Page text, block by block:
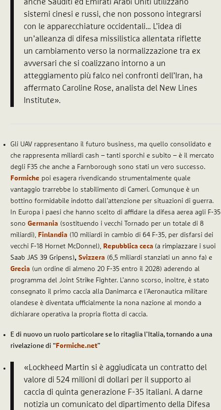
anche Sauditi ed Emirati Arabi Uniti utilizzano
sistemi cinesi e russi, che non possono integrarsi
con le apparecchiature occidentali… L’idea di
un’alleanza di difesa missilistica allentata riflette
un cambiamento verso la normalizzazione tra ex
avversari che si coalizzano intorno a un
atteggiamento più falco nei confronti dell’Iran, ha
affermato Caroline Rose, analista del New Lines
Institute».
Gli UAV rappresentano il futuro business, ma quello consolidato e
che rappresenta miliardi cash – tanti sporchi e subito – è il mercato
degli F35 che anche a Farnborough sono stati un vero successo.
Formiche poi esagera rivendicando strumentalmente quale
vantaggio trarrebbe lo stabilimento di Cameri. Comunque è un
bottino formidabile indotto dall’attenzione per situazioni di guerra.
In Europa i paesi che hanno scelto di affidare la difesa aerea agli F-35
sono Germania (sostituendo i vecchi Tornado per un totale di 8
miliardi),
Finlandia (10 miliardi in cambio di 64 F-35, per disfarsi dei
vecchi F-18 Hornet McDonnel), Repubblica ceca (a rimpiazzare i suoi
Saab JAS 39 Gripens), Svizzera (6,5 miliardi stanziati un anno fa) e
Grecia (un ordine di almeno 20 F-35 entro il 2028) aderendo al
programma del Joint Strike Fighter. L’anno scorso, inoltre, è stato
consegnato il primo caccia alla Danimarca e l’Aeronautica militare
olandese è diventata ufficialmente la nona nazione al mondo a
dichiarare operativa la propria flotta di caccia.
E di nuovo un ruolo particolare se lo ritaglia l’Italia, tornando a una
rivelazione di “ Formiche.net”
«Lockheed Martin si è aggiudicata un contratto del
valore di 524 milioni di dollari per il supporto ai
caccia di quinta generazione F-35 italiani. A darne
notizia un comunicato del dipartimento della Difesa